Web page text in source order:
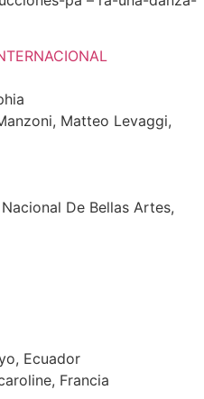
Matteo Levaggi,
De Bellas Artes,
Ecuador
Francia